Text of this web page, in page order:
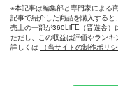
※本記事は編集部と専門家による
記事で紹介した商品を購入する
売上の一部が360LiFE（晋遊舎）
ただし、この収益は評価やランキ
詳しくは
（当サイトの制作ポリシ